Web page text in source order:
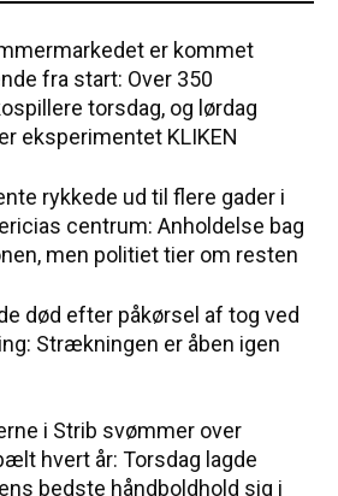
er kommet
fra start: Over 350
torsdag, og lørdag
eksperimentet KLIKEN
rykkede ud til flere gader i
centrum: Anholdelse bag
men politiet tier om resten
død efter påkørsel af tog ved
Strækningen er åben igen
i Strib svømmer over
hvert år: Torsdag lagde
bedste håndboldhold sig i